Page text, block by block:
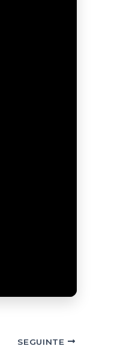
SEGUINTE